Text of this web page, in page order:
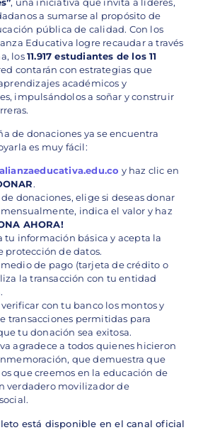
a sumarse al propósito de
pública de calidad. Con los
Educativa logre recaudar a través
los11.917 estudiantes de los 11
contarán con estrategias que
académicos y
impulsándolos a soñar y construir
de donaciones ya se encuentra
es muy fácil:
alianzaeducativa.edu.co y haz clic en
.
donaciones, elige si deseas donar
mensualmente, indica el valor y haz
AHORA!
tu información básica y acepta la
protección de datos.
medio de pago (tarjeta de crédito o
la transacción con tu entidad
con tu banco los montos y
transacciones permitidas para
tu donación sea exitosa.
agradece a todos quienes hicieron
que demuestra que
que creemos en la educación de
verdadero movilizador de
está disponible en el canal oficial